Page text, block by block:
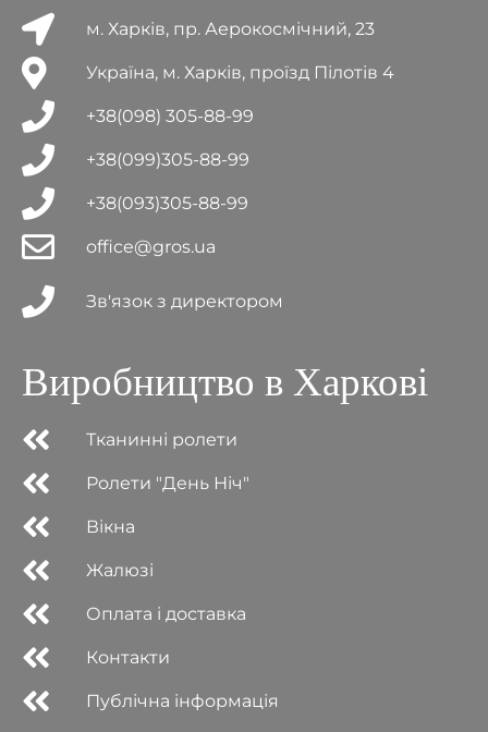
м. Харків, пр. Аерокосмічний, 23
Україна, м. Харків, проїзд Пілотів 4
+38(098) 305-88-99
+38(099)305-88-99
+38(093)305-88-99
office@gros.ua
Зв'язок з директором
Виробництво в Харкові
Тканинні ролети
Ролети "День Ніч"
Вікна
Жалюзі
Оплата і доставка
Контакти
Публічна інформація